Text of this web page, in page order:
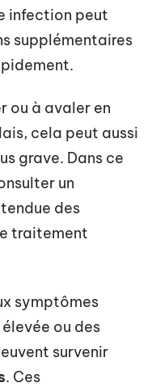
infection peut
supplémentaires
ou à avaler en
cela peut aussi
grave. Dans ce
un
des
traitement
symptômes
ou des
survenir
. Ces